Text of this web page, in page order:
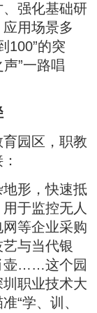
强化基础研
用场景多
100”的突
”一路唱
园区，职教
形，快速抵
于监控无人
等企业采购
与当代银
壶……这个园
职业技术大
“学、训、